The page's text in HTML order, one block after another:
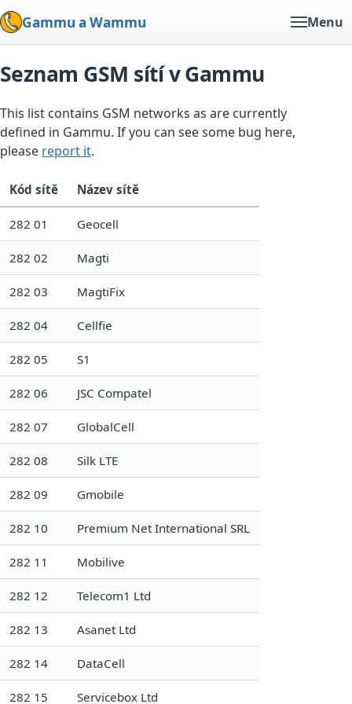
Gammu a Wammu Menu
Seznam GSM sítí v Gammu
This list contains GSM networks as are currently
defined in Gammu. If you can see some bug here,
please report it.
Kód sítě Název sítě
282 01 Geocell
282 02 Magti
282 03 MagtiFix
282 04 Cellfie
282 05 S1
282 06 JSC Compatel
282 07 GlobalCell
282 08 Silk LTE
282 09 Gmobile
282 10 Premium Net International SRL
282 11 Mobilive
282 12 Telecom1 Ltd
282 13 Asanet Ltd
282 14 DataCell
282 15 Servicebox Ltd